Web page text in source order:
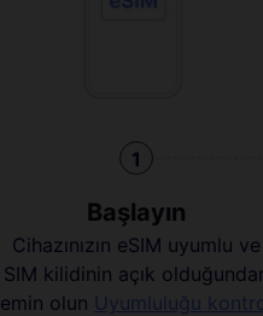
1
Başlayın
Cihazınızın eSIM uyumlu ve
SIM kilidinin açık
emin olun Uyumluluğu